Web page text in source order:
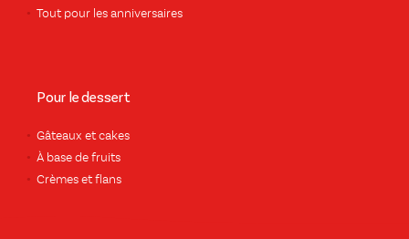
Tout pour les anniversaires
Pour le dessert
Gâteaux et cakes
À base de fruits
Crèmes et flans